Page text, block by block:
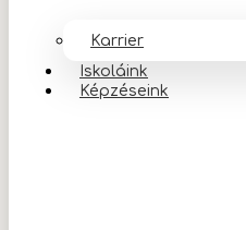
Karrier
Iskoláink
Képzéseink